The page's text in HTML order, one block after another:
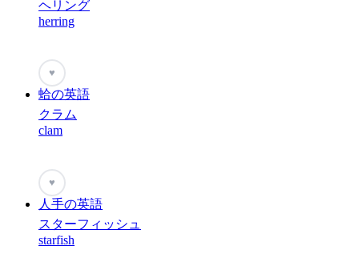
ヘリング
herring
♥
蛤の英語
クラム
clam
♥
人手の英語
スターフィッシュ
starfish